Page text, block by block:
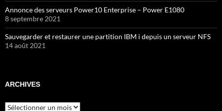
Annonce des serveurs Power10 Enterprise – Power E1080
8 septembre 2021
Sauvegarder et restaurer une partition IBM i depuis un serveur NFS
14 août 2021
ARCHIVES
Archives